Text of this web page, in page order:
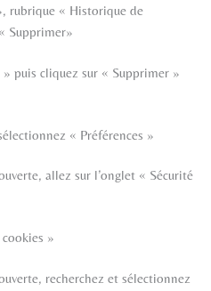
rubrique « Historique de
Supprimer»
puis cliquez sur « Supprimer »
« Préférences »
allez sur l’onglet « Sécurité
»
recherchez et sélectionnez